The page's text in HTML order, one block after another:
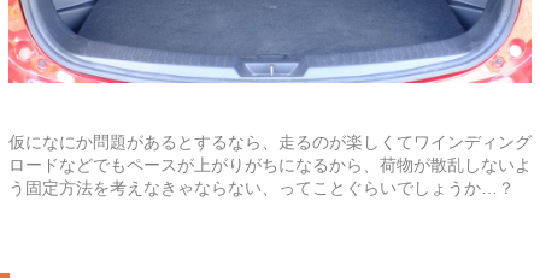
仮になにか問題があるとするなら、走るのが楽しくてワインディング
ロードなどでもペースが上がりがちになるから、荷物が散乱しないよ
う固定方法を考えなきゃならない、ってことぐらいでしょうか…？